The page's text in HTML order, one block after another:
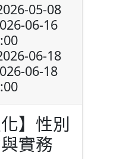
05-08
06-16
06-18
06-18
】性別
實務